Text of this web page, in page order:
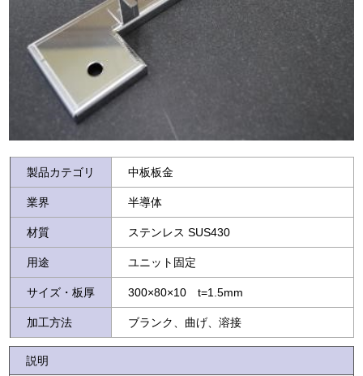
製品カテゴリ 中板板金
業界 半導体
材質 ステンレス SUS430
用途 ユニット固定
サイズ・板厚 300×80×10 t=1.5mm
加工方法 ブランク、曲げ、溶接
説明